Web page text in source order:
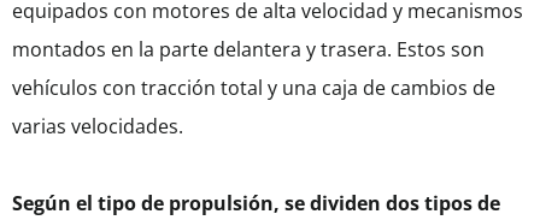
equipados con motores de alta velocidad y mecanismos
montados en la parte delantera y trasera. Estos son
vehículos con tracción total y una caja de cambios de
varias velocidades.
Según el tipo de propulsión, se dividen dos tipos de